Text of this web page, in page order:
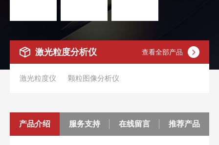
激光粒度分析仪 查看全部产品
激光粒度仪 颗粒图像分析仪
产品介绍 服务支持 在线留言 推荐产品